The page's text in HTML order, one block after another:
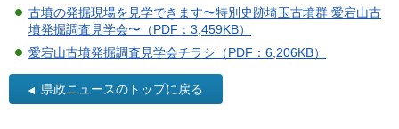
古墳の発掘現場を見学できます〜特別史跡埼玉古墳群 愛宕山古
墳発掘調査見学会〜（PDF：3,459KB）
愛宕山古墳発掘調査見学会チラシ（PDF：6,206KB）
県政ニュースのトップに戻る